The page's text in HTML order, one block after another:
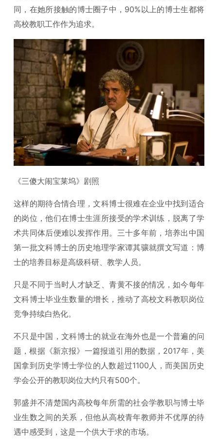
同，在她所接触的博士圈子中，90%以上的博士生都将
高校教职工作作为追求。
《三傻大闹宝莱坞》剧照
这样的期待合情合理，文科博士很难在企业中找到适合
的岗位，他们在博士生涯所接受的学术训练，脱离了学
术共同体后便难以发挥作用。三十多年前，培养出中国
第一批文科博士的历史地理学家谭其骧就撰文写道：博
士的培养目标是高级科研、教学人员。
只是不同于当时人才缺乏、青黄不接的情况，如今每年
文科博士毕业生数量的增长，推动了高校文科教职岗位
竞争持续白热化。
不只是中国，文科博士的就业在海外也是一个普遍的问
题，根据《新京报》一篇报道引用的数据，2017年，美
国拿到历史学博士学位的人数超过1100人，而美国历史
学会公开的教职岗位大约只有500个。
郭盛并不清楚国内高校每年所需的社会学教职与博士毕
业生数之间的关系，但他从高校青年教师并不优厚的待
遇中感受到，这是一个供大于求的市场。